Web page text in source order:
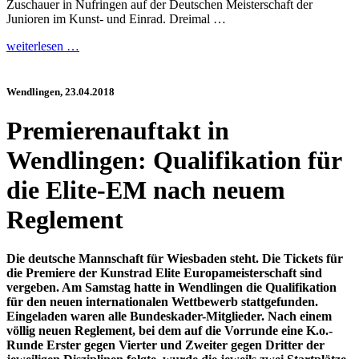
Zuschauer in Nufringen auf der Deutschen Meisterschaft der
Junioren im Kunst- und Einrad. Dreimal …
weiterlesen …
Wendlingen, 23.04.2018
Premierenauftakt in
Wendlingen: Qualifikation für
die Elite-EM nach neuem
Reglement
Die deutsche Mannschaft für Wiesbaden steht. Die Tickets für
die Premiere der Kunstrad Elite Europameisterschaft sind
vergeben. Am Samstag hatte in Wendlingen die Qualifikation
für den neuen internationalen Wettbewerb stattgefunden.
Eingeladen waren alle Bundeskader-Mitglieder. Nach einem
völlig neuen Reglement, bei dem auf die Vorrunde eine K.o.-
Runde Erster gegen Vierter und Zweiter gegen Dritter der